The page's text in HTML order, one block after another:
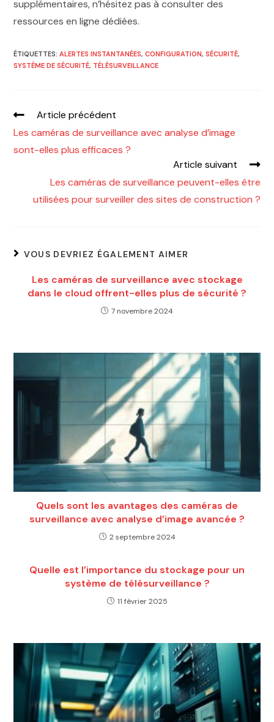
supplémentaires, n’hésitez pas à consulter des
ressources en ligne dédiées.
ÉTIQUETTES:ALERTES INSTANTANÉES, CONFIGURATION, SÉCURITÉ,
SYSTÈME DE SÉCURITÉ, TÉLÉSURVEILLANCE
Article précédent
Les caméras de surveillance avec analyse d’image
sont-elles plus efficaces ?
Article suivant
Les caméras de surveillance peuvent-elles être
utilisées pour surveiller des sites de construction ?
VOUS DEVRIEZ ÉGALEMENT AIMER
Les caméras de surveillance avec stockage
dans le cloud offrent-elles plus de sécurité ?
7 novembre 2024
Quels sont les avantages des caméras de
surveillance avec analyse d’image avancée ?
2 septembre 2024
Quelle est l’importance du stockage pour un
système de télésurveillance ?
11 février 2025